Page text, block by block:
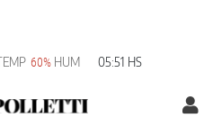
60% HUM 05:51 HS